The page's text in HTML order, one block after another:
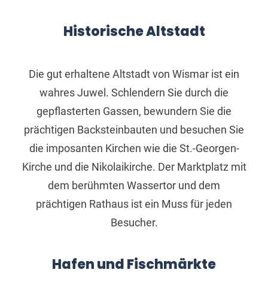
Historische Altstadt
Die gut erhaltene Altstadt von Wismar ist ein
wahres Juwel. Schlendern Sie durch die
gepflasterten Gassen, bewundern Sie die
prächtigen Backsteinbauten und besuchen Sie
die imposanten Kirchen wie die St.-Georgen-
Kirche und die Nikolaikirche. Der Marktplatz mit
dem berühmten Wassertor und dem
prächtigen Rathaus ist ein Muss für jeden
Besucher.
Hafen und Fischmärkte